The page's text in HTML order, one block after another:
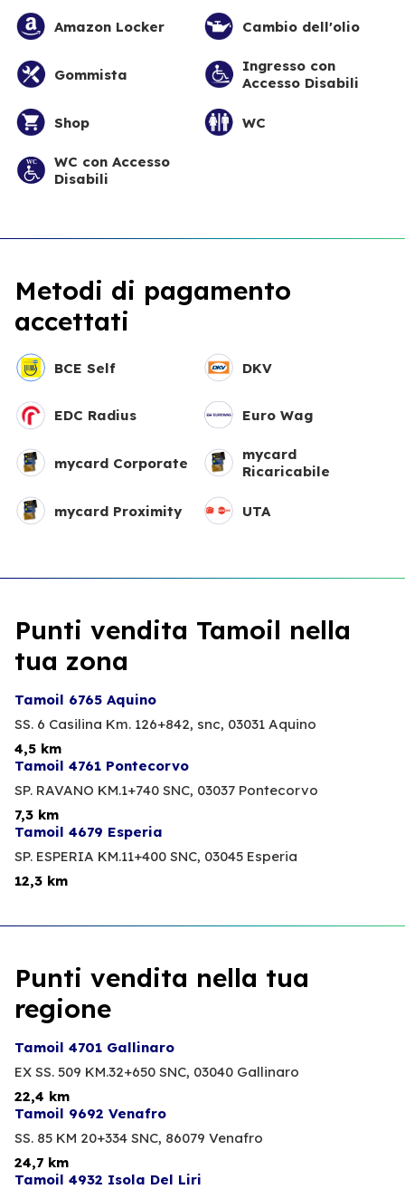
Amazon Locker Cambio dell'olio
Gommista
Ingresso con
Accesso Disabili
Shop WC
WC con Accesso
Disabili
Metodi di pagamento
accettati
BCE Self DKV
EDC Radius Euro Wag
mycard Corporate
mycard
Ricaricabile
mycard Proximity UTA
Punti vendita Tamoil nella
tua zona
Tamoil 6765 Aquino
SS. 6 Casilina Km. 126+842, snc, 03031 Aquino
4,5 km
Tamoil 4761 Pontecorvo
SP. RAVANO KM.1+740 SNC, 03037 Pontecorvo
7,3 km
Tamoil 4679 Esperia
SP. ESPERIA KM.11+400 SNC, 03045 Esperia
12,3 km
Punti vendita nella tua
regione
Tamoil 4701 Gallinaro
EX SS. 509 KM.32+650 SNC, 03040 Gallinaro
22,4 km
Tamoil 9692 Venafro
SS. 85 KM 20+334 SNC, 86079 Venafro
24,7 km
Tamoil 4932 Isola Del Liri